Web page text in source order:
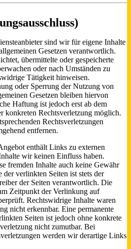
sind wir für eigene Inhalte
Gesetzen verantwortlich.
übermittelte oder gespeicherte
oder nach Umständen zu
Tätigkeit hinweisen.
oder Sperrung der Nutzung von
Gesetzen bleiben hiervon
Haftung ist jedoch erst ab dem
konkreten Rechtsverletzung möglich.
Rechtsverletzungen
entfernen.
enthält Links zu externen
wir keinen Einfluss haben.
fremden Inhalte auch keine Gewähr
verlinkten Seiten ist stets der
der Seiten verantwortlich. Die
Zeitpunkt der Verlinkung auf
Rechtswidrige Inhalte waren
nicht erkennbar. Eine permanente
Seiten ist jedoch ohne konkrete
nicht zumutbar. Bei
werden wir derartige Links